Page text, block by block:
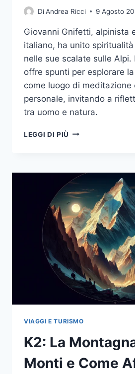
DiAndrea Ricci 9 Agosto
Giovanni Gnifetti, alpinista
italiano, ha unito
nelle sue scalate sulle Alpi.
offre spunti per esplorare
come luogo di meditazione
personale, invitando a
tra uomo e natura.
LEGGI DI PIÙ GIOVANNI
PRESBITERO
CHE
UNISCE
SPIRITUALITÀ
E
AVVENTURA
VIAGGI E TURISMO
K2: La
Monti e Come